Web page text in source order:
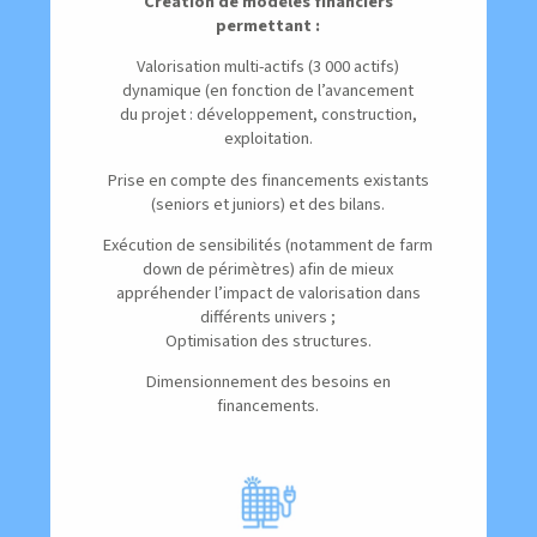
permettant :
Valorisation multi-actifs (3 000 actifs)
dynamique (en fonction de l’avancement
du projet : développement, construction,
exploitation.
Prise en compte des financements existants
(seniors et juniors) et des bilans.
Exécution de sensibilités (notamment de farm
down de périmètres) afin de mieux
appréhender l’impact de valorisation dans
différents univers ;
Optimisation des structures.
Dimensionnement des besoins en
financements.